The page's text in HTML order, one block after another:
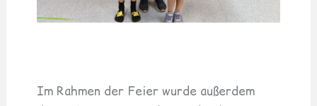
Im Rahmen der Feier wurde außerdem